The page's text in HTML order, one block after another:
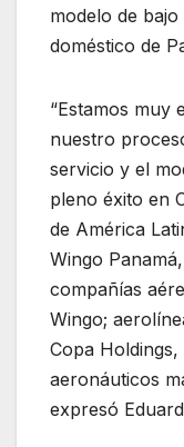
modelo de
doméstico de
“Estamos muy
nuestro
servicio y el
pleno éxito en
de América
Wingo
compañías
Wingo;
Copa
aeronáuticos
expresó